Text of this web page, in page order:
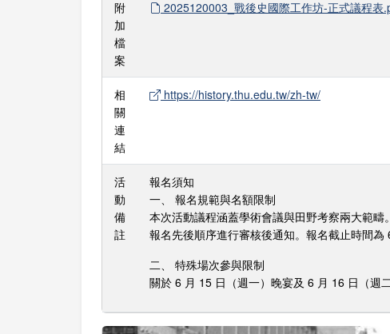
附
加
檔
案
2025120003_戰後史國際工作坊-正式議程表
相
關
連
結
https://history.thu.edu.tw/zh-tw/
活
動
備
註
報名須知
一、 報名規範與名額限制
本次活動議程涵蓋學術會議與田野考察兩大範
報名先後順序進行審核後通知。報名截止時間
二、 特殊場次參與限制
關於 6 月 15 日（週一）晚宴及 6 月 16 日（週